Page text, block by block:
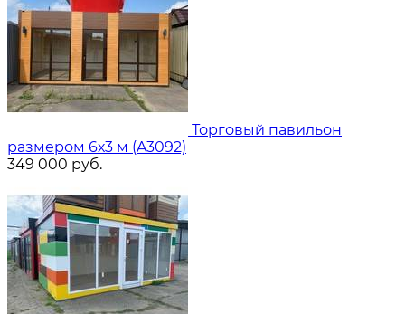
Торговый павильон
размером 6х3 м (A3092)
349 000 руб.